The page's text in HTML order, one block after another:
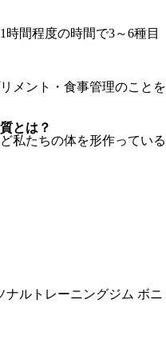
間程度の時間で3～6種目
メント・食事管理のことを
とは？
私たちの体を形作っている
ナルトレーニングジム ボニ